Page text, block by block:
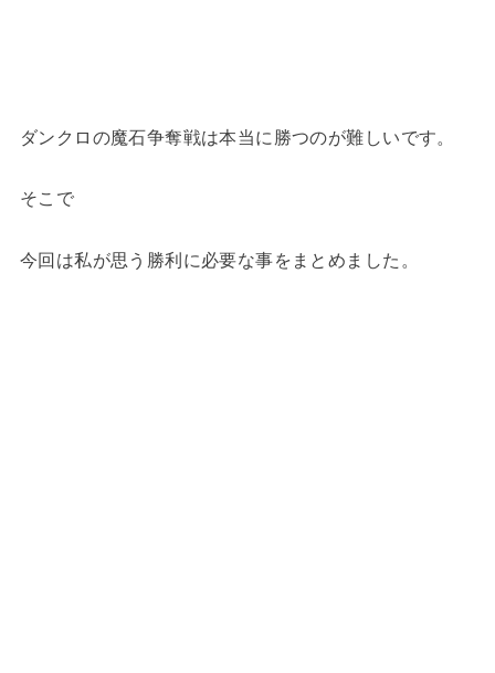
ダンクロの魔石争奪戦は本当に勝つのが難しいです。
そこで
今回は私が思う勝利に必要な事をまとめました。